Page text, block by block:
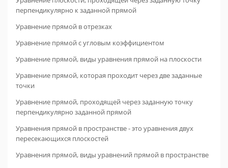
перпендикулярно к заданной прямой
Уравнение прямой в отрезках
Уравнение прямой с угловым коэффициентом
Уравнение прямой, виды уравнения прямой на плоскости
Уравнение прямой, которая проходит через две заданные
точки
Уравнение прямой, проходящей через заданную точку
перпендикулярно заданной прямой
Уравнения прямой в пространстве - это уравнения двух
пересекающихся плоскостей
Уравнения прямой, виды уравнений прямой в пространстве